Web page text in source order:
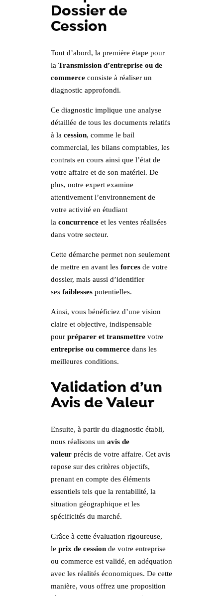
Dossier de
Cession
Tout d’abord, la première étape pour
la Transmission d’entreprise ou de
commerceconsiste à réaliser un
diagnostic approfondi.
Ce diagnostic implique une analyse
détaillée de tous les documents relatifs
à la cession, comme le bail
commercial, les bilans comptables, les
contrats en cours ainsi que l’état de
votre affaire et de son matériel. De
plus, notre expert examine
attentivement l’environnement de
votre activité en étudiant
la concurrenceet les ventes réalisées
dans votre secteur.
Cette démarche permet non seulement
de mettre en avant les forcesde votre
dossier, mais aussi d’identifier
ses faiblessespotentielles.
Ainsi, vous bénéficiez d’une vision
claire et objective, indispensable
pour préparer et transmettrevotre
entreprise ou commercedans les
meilleures conditions.
Validation d’un
Avis de Valeur
Ensuite, à partir du diagnostic établi,
nous réalisons un avis de
valeurprécis de votre affaire. Cet avis
repose sur des critères objectifs,
prenant en compte des éléments
essentiels tels que la rentabilité, la
situation géographique et les
spécificités du marché.
Grâce à cette évaluation rigoureuse,
le prix de cessionde votre entreprise
ou commerce est validé, en adéquation
avec les réalités économiques. De cette
manière, vous offrez une proposition